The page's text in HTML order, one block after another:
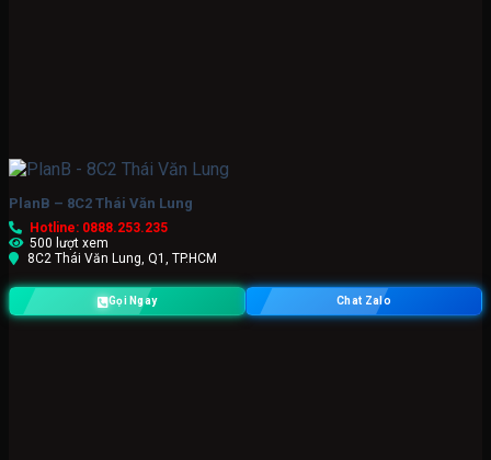
PlanB – 8C2 Thái Văn Lung
Hotline: 0888.253.235
500 lượt xem
8C2 Thái Văn Lung, Q1, TP.HCM
Gọi Ngay Chat Zalo